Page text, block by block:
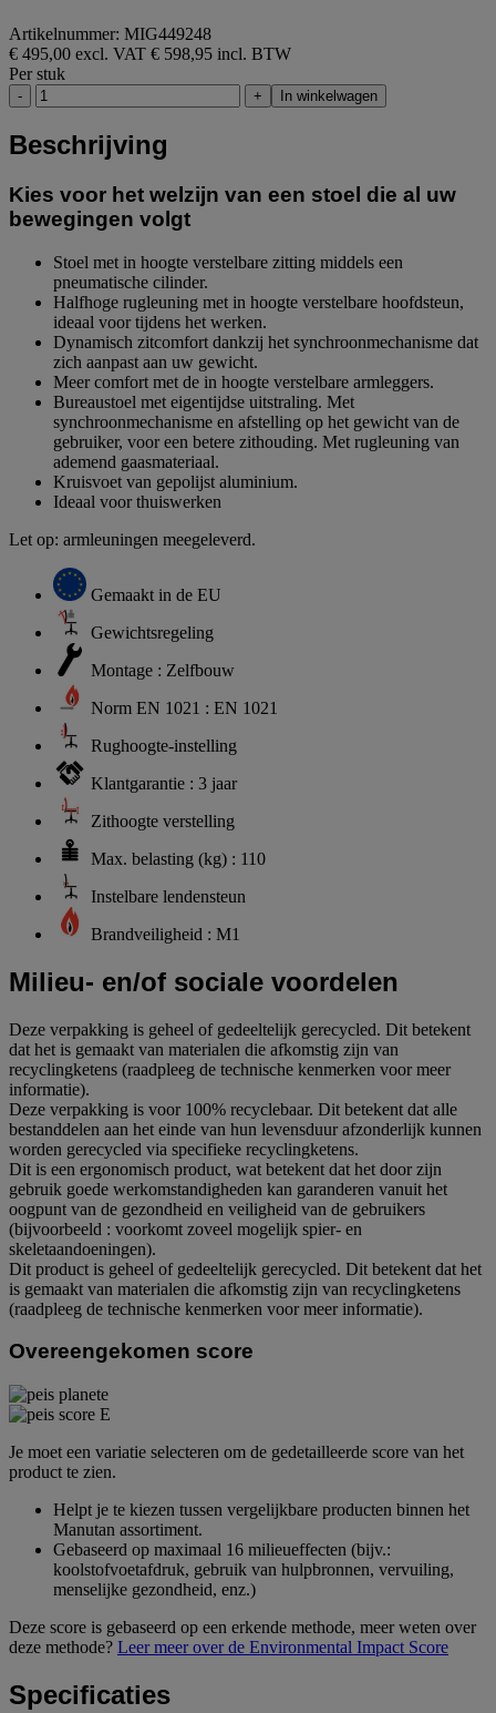
Artikelnummer: MIG449248
€ 495,00 excl. VAT € 598,95 incl. BTW
Per stuk
- + In winkelwagen
Beschrijving
Kies voor het welzijn van een stoel die al uw
bewegingen volgt
Stoel met in hoogte verstelbare zitting middels een
pneumatische cilinder.
Halfhoge rugleuning met in hoogte verstelbare hoofdsteun,
ideaal voor tijdens het werken.
Dynamisch zitcomfort dankzij het synchroonmechanisme dat
zich aanpast aan uw gewicht.
Meer comfort met de in hoogte verstelbare armleggers.
Bureaustoel met eigentijdse uitstraling. Met
synchroonmechanisme en afstelling op het gewicht van de
gebruiker, voor een betere zithouding. Met rugleuning van
ademend gaasmateriaal.
Kruisvoet van gepolijst aluminium.
Ideaal voor thuiswerken
Let op: armleuningen meegeleverd.
Gemaakt in de EU
Gewichtsregeling
Montage : Zelfbouw
Norm EN 1021 : EN 1021
Rughoogte-instelling
Klantgarantie : 3 jaar
Zithoogte verstelling
Max. belasting (kg) : 110
Instelbare lendensteun
Brandveiligheid : M1
Milieu- en/of sociale voordelen
Deze verpakking is geheel of gedeeltelijk gerecycled. Dit betekent
dat het is gemaakt van materialen die afkomstig zijn van
recyclingketens (raadpleeg de technische kenmerken voor meer
informatie).
Deze verpakking is voor 100% recyclebaar. Dit betekent dat alle
bestanddelen aan het einde van hun levensduur afzonderlijk kunnen
worden gerecycled via specifieke recyclingketens.
Dit is een ergonomisch product, wat betekent dat het door zijn
gebruik goede werkomstandigheden kan garanderen vanuit het
oogpunt van de gezondheid en veiligheid van de gebruikers
(bijvoorbeeld : voorkomt zoveel mogelijk spier- en
skeletaandoeningen).
Dit product is geheel of gedeeltelijk gerecycled. Dit betekent dat het
is gemaakt van materialen die afkomstig zijn van recyclingketens
(raadpleeg de technische kenmerken voor meer informatie).
Overeengekomen score
Je moet een variatie selecteren om de gedetailleerde score van het
product te zien.
Helpt je te kiezen tussen vergelijkbare producten binnen het
Manutan assortiment.
Gebaseerd op maximaal 16 milieueffecten (bijv.:
koolstofvoetafdruk, gebruik van hulpbronnen, vervuiling,
menselijke gezondheid, enz.)
Deze score is gebaseerd op een erkende methode, meer weten over
deze methode? Leer meer over de Environmental Impact Score
Specificaties